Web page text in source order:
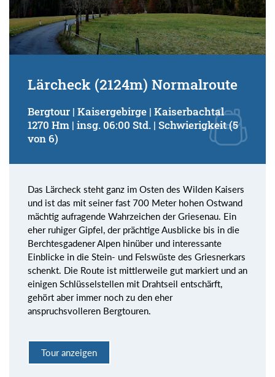
Lärcheck (2124m) Normalroute
Bergtour | Kaisergebirge | Kaiserbachtal
1270 Hm | insg. 06:00 Std. | Schwierigkeit (5
von 6)
Das Lärcheck steht ganz im Osten des Wilden Kaisers
und ist das mit seiner fast 700 Meter hohen Ostwand
mächtig aufragende Wahrzeichen der Griesenau. Ein
eher ruhiger Gipfel, der prächtige Ausblicke bis in die
Berchtesgadener Alpen hinüber und interessante
Einblicke in die Stein- und Felswüste des Griesnerkars
schenkt. Die Route ist mittlerweile gut markiert und an
einigen Schlüsselstellen mit Drahtseil entschärft,
gehört aber immer noch zu den eher
anspruchsvolleren Bergtouren.
Tour anzeigen